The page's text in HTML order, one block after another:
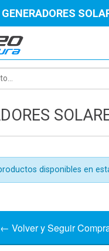
GENERADORES
disponibles en
← Volver y Seguir